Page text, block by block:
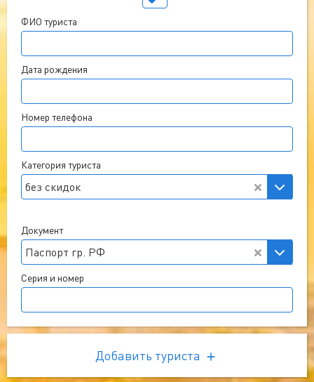
ФИО туриста
Дата рождения
Номер телефона
Категория туриста
без скидок
Документ
Паспорт гр. РФ
Серия и номер
Добавить туриста